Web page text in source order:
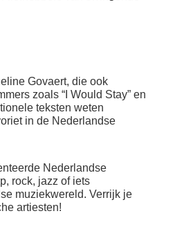
Govaert, die ook
zoals “I Would Stay” en
teksten weten
in de Nederlandse
Nederlandse
rock, jazz of iets
muziekwereld. Verrijk je
artiesten!